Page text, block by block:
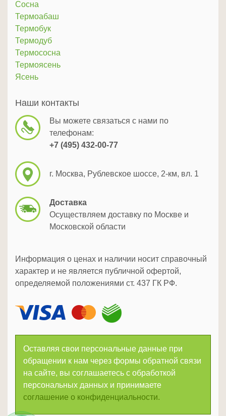
Сосна
Термоабаш
Термобук
Термодуб
Термососна
Термоясень
Ясень
Наши контакты
Вы можете связаться с нами по
телефонам:
+7 (495) 432-00-77
г. Москва, Рублевское шоссе, 2-км, вл. 1
Доставка
Осуществляем доставку по Москве и
Московской области
Информация о ценах и наличии носит справочный
характер и не является публичной офертой,
определяемой положениями ст. 437 ГК РФ.
Оставляя свои персональные данные при
обращении к нам через формы обратной связи
на сайте, вы соглашаетесь с обработкой
персональных данных и принимаете
соглашение о конфиденциальности.